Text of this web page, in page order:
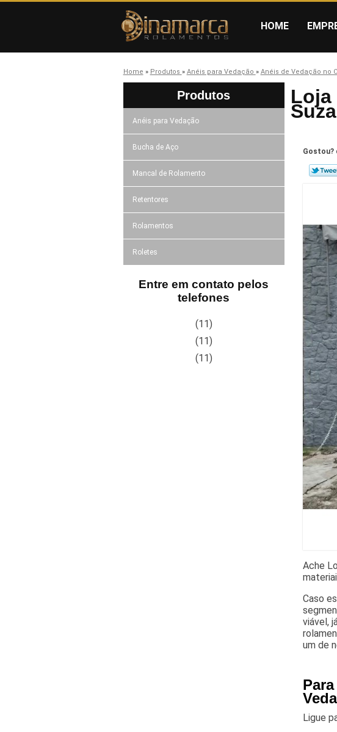
HOME
Home » Produtos » Anéis para Vedação » Anéis de Vedação no
Produtos
Anéis para Vedação
Bucha de Aço
Mancal de Rolamento
Retentores
Rolamentos
Roletes
Entre em contato pelos
telefones
(11)
(11)
(11)
Loja
Gostou?
Ache
Caso
viável,
um de
Ligue